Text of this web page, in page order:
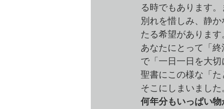
る時でもあります
別れを惜しみ、静
たる希望があります
あなたにとって「
で「一日一日を大切
聖書にこの様な「
そこにしまいました
何年分もいっぱい物